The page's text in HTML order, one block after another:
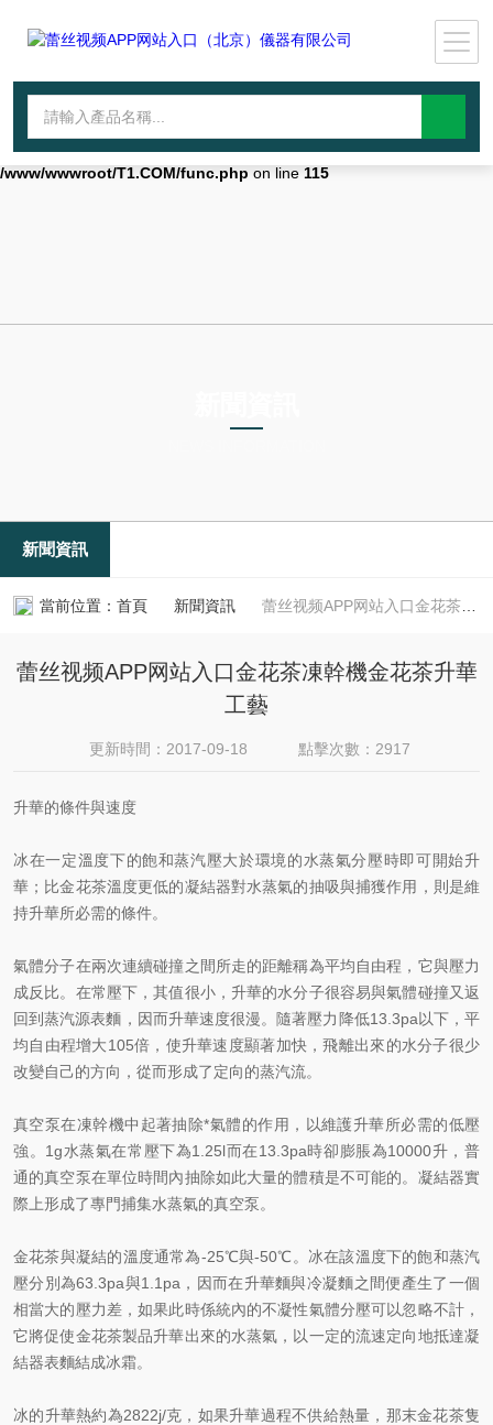
Warning: mkdir(): No space left on device in
file_put_contents(./cachefile_yuan/lantianyin.com/cache/3b/f1e66/
failed to open stream: No such file or directory in
/www/wwwroot/T1.COM/func.php on line 115
新聞資訊
當前位置： 首頁 新聞資訊 蕾丝视频APP网站入口金花茶凍幹機金花茶升華工藝
蕾丝视频APP网站入口金花茶凍幹機金花茶升華
工藝
更新時間：2017-09-18 點擊次數：2917
升華的條件與速度
冰在一定溫度下的飽和蒸汽壓大於環境的水蒸氣分壓時即可開始升
華；比金花茶溫度更低的凝結器對水蒸氣的抽吸與捕獲作用，則是維
持升華所必需的條件。
氣體分子在兩次連續碰撞之間所走的距離稱為平均自由程，它與壓力
成反比。在常壓下，其值很小，升華的水分子很容易與氣體碰撞又返
回到蒸汽源表麵，因而升華速度很漫。隨著壓力降低13.3pa以下，平
均自由程增大105倍，使升華速度顯著加快，飛離出來的水分子很少
改變自己的方向，從而形成了定向的蒸汽流。
真空泵在凍幹機中起著抽除*氣體的作用，以維護升華所必需的低壓
強。1g水蒸氣在常壓下為1.25l而在13.3pa時卻膨脹為10000升，普
通的真空泵在單位時間內抽除如此大量的體積是不可能的。凝結器實
際上形成了專門捕集水蒸氣的真空泵。
金花茶與凝結的溫度通常為-25℃與-50℃。冰在該溫度下的飽和蒸汽
壓分別為63.3pa與1.1pa，因而在升華麵與冷凝麵之間便產生了一個
相當大的壓力差，如果此時係統內的不凝性氣體分壓可以忽略不計，
它將促使金花茶製品升華出來的水蒸氣，以一定的流速定向地抵達凝
結器表麵結成冰霜。
冰的升華熱約為2822j/克，如果升華過程不供給熱量，那末金花茶隻